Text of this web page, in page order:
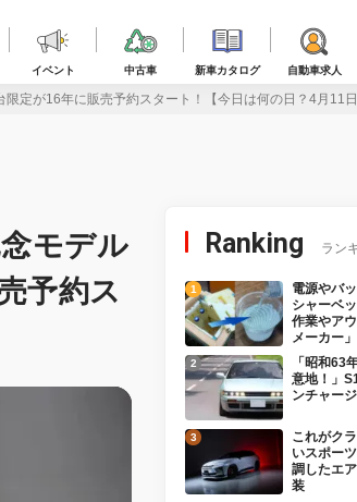
イベント 中古車 新車カタログ 自動車求人
定が16年に販売予約スタート！【今日は何の日？4月11日
モデル
予約ス
Ranking ラン
電源やバ
シャーベ
作業やア
メーカー
「昭和63
意地！」
ンチャー
これがク
いスポー
調したエ
装